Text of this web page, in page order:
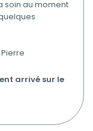
soin au moment
arrivé sur le